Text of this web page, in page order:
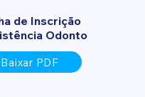
de Inscrição
Odonto
Baixar PDF